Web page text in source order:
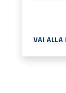
VAI ALLA